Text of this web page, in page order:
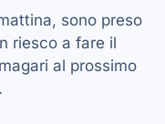
sono preso
riesco a fare il
al prossimo